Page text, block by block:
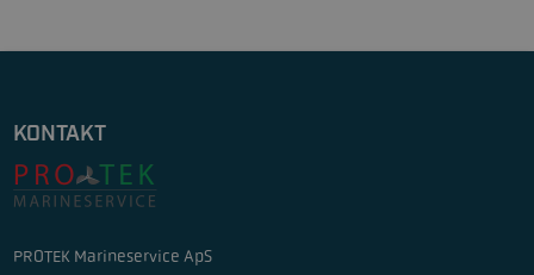
KONTAKT
PROTEK Marineservice ApS